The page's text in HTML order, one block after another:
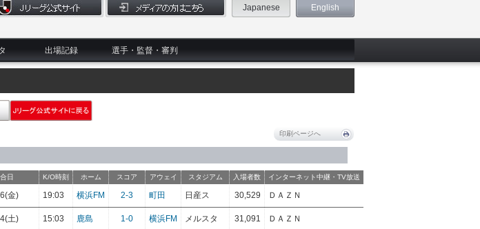
Japanese English
出場記録 選手・監督・審判
印刷ページへ
日 K/O時刻 ホーム スコア アウェイ スタジアム 入場者数 インターネット中継・TV放送
金) 19:03 横浜FM 2-3 町田 日産ス 30,529 ＤＡＺＮ
土) 15:03 鹿島 1-0 横浜FM メルスタ 31,091 ＤＡＺＮ